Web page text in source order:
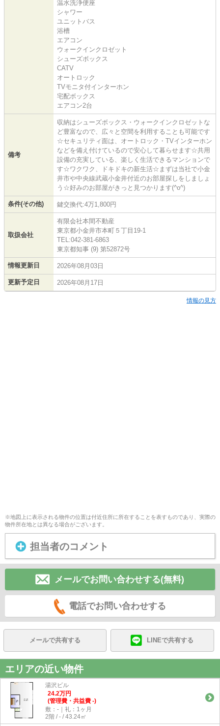
温水洗浄便座
シャワー
ユニットバス
浴槽
エアコン
ウォークインクロゼット
シューズボックス
CATV
オートロック
TVモニタ付インターホン
宅配ボックス
エアコン2台
備考
収納はシューズボックス・ウォークインクロゼットな
ど豊富なので、広々と空間を利用することも可能です
☆セキュリティ面は、オートロック・TVインターホン
などを備え付けているので安心して暮らせます☆共用
設備の充実している、楽しく生活できるマンションで
す☆ワクワク、ドキドキの新生活☆まずは当社で小金
井市や中央線武蔵小金井付近のお部屋探しをしましょ
う☆好みのお部屋がきっと見つかります(^o^)
条件(その他) 鍵交換代:4万1,800円
取扱会社
有限会社本間不動産
東京都小金井市本町５丁目19-1
TEL:042-381-6863
東京都知事 (9) 第52872号
情報更新日 2026年08月03日
更新予定日 2026年08月17日
情報の見方
※地図上に表示される物件の位置は付近住所に所在することを表すものであり、実際の
物件所在地とは異なる場合がございます。
担当者のコメント
メールでお問い合わせする(無料)
電話でお問い合わせする
メールで共有する LINEで共有する
エリアの近い物件
湯沢ビル
24.2万円
(管理費・共益費 -)
敷：-｜礼：1ヶ月
2階 / - / 43.24㎡